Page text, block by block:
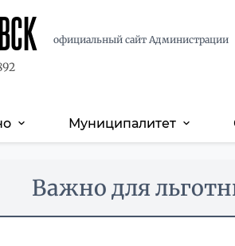
официальный сайт Администрации
expand_more Муниципалитет expand_more
Важно для